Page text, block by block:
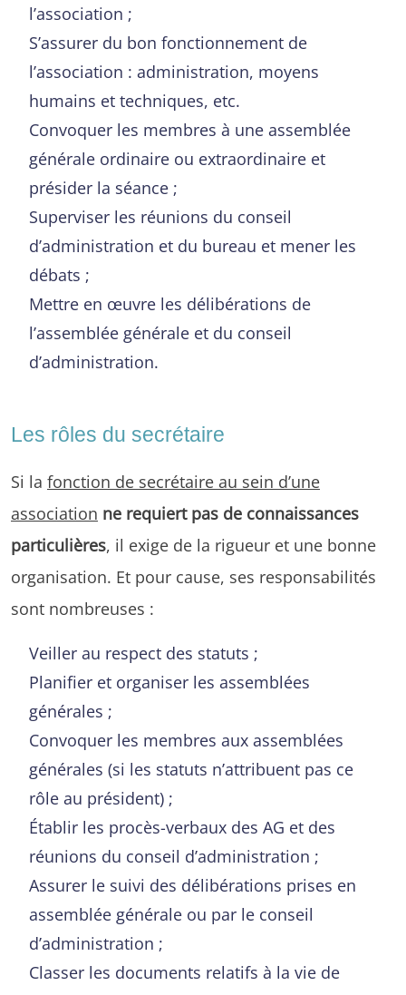
l’association ;
S’assurer du bon fonctionnement de
l’association : administration, moyens
humains et techniques, etc.
Convoquer les membres à une assemblée
générale ordinaire ou extraordinaire et
présider la séance ;
Superviser les réunions du conseil
d’administration et du bureau et mener les
débats ;
Mettre en œuvre les délibérations de
l’assemblée générale et du conseil
d’administration.
Les rôles du secrétaire
Si la fonction de secrétaire au sein d’une
association ne requiert pas de connaissances
particulières, il exige de la rigueur et une bonne
organisation. Et pour cause, ses responsabilités
sont nombreuses :
Veiller au respect des statuts ;
Planifier et organiser les assemblées
générales ;
Convoquer les membres aux assemblées
générales (si les statuts n’attribuent pas ce
rôle au président) ;
Établir les procès-verbaux des AG et des
réunions du conseil d’administration ;
Assurer le suivi des délibérations prises en
assemblée générale ou par le conseil
d’administration ;
Classer les documents relatifs à la vie de